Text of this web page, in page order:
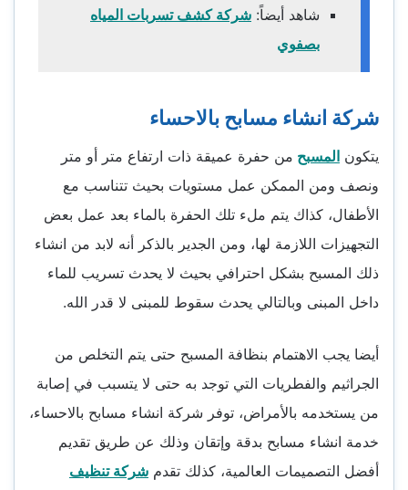
شاهد أيضاً: شركة كشف تسربات المياه
بصفوي
شركة انشاء مسابح بالاحساء
يتكون المسبح من حفرة عميقة ذات ارتفاع متر أو متر
ونصف ومن الممكن عمل مستويات بحيث تتناسب مع
الأطفال، كذاك يتم ملء تلك الحفرة بالماء بعد عمل بعض
التجهيزات اللازمة لها، ومن الجدير بالذكر أنه لابد من انشاء
ذلك المسبح بشكل احترافي بحيث لا يحدث تسريب للماء
داخل المبنى وبالتالي يحدث سقوط للمبنى لا قدر الله.
أيضا يجب الاهتمام بنظافة المسبح حتى يتم التخلص من
الجراثيم والفطريات التي توجد به حتى لا يتسبب في إصابة
من يستخدمه بالأمراض، توفر شركة انشاء مسابح بالاحساء،
خدمة انشاء مسابح بدقة وإتقان وذلك عن طريق تقديم
أفضل التصميمات العالمية، كذلك تقدم شركة تنظيف